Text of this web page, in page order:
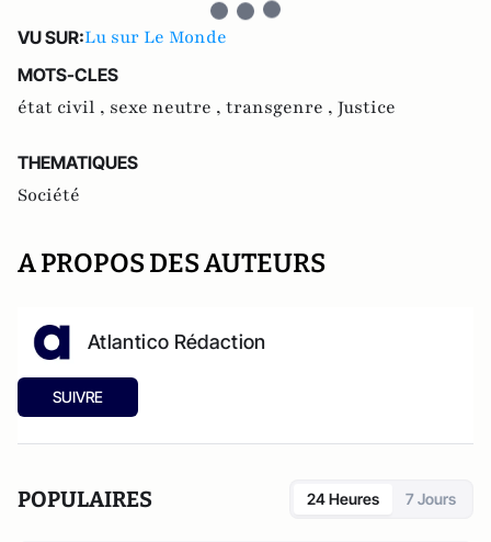
VU SUR:Lu sur Le Monde
MOTS-CLES
état civil , sexe neutre , transgenre , Justice
THEMATIQUES
Société
A PROPOS DES AUTEURS
Atlantico Rédaction
SUIVRE
POPULAIRES 24 Heures 7 Jours